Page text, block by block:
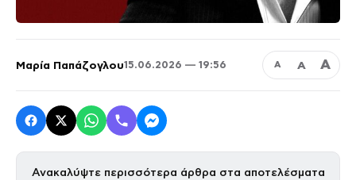
Μαρία Παπάζογλου15.06.2026 — 19:56 Α Α Α
Ανακαλύψτε περισσότερα άρθρα στα αποτελέσματα